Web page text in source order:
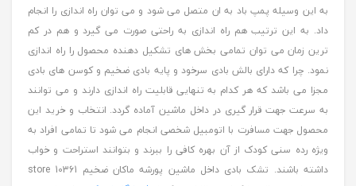
به این وسیله پمپ باد به ان متصل می شود و می توان راه اندازی را انجام
داد. به این ترتیب هم راه اندازی به راحتی صورت می گیرد و هم در کم
ترین زمان می توان تمامی بخش های تشکیل دهنده محصول را راه اندازی
نمود. چرا که دارای بالش بادی سرخود و پایه بادی ضخیم و کوسن های بادی
مجزا می باشد که هر کدام به تنهایی قابلیت راه اندازی دارند و می توانند
به سرعت جهت قرار گیری در داخل ماشین آماده گردد. انتخاب و خرید این
محصول جهت مسافرت با اتومبیل شخصی انجام می شود تا تمامی افراد به
ویژه رده سنی کودک از آن بهره کافی را ببرند و بتوانند استراحت و خواب
داشته باشند. تشک بادی داخل ماشین پورشه ماکان ضخیم store 10361